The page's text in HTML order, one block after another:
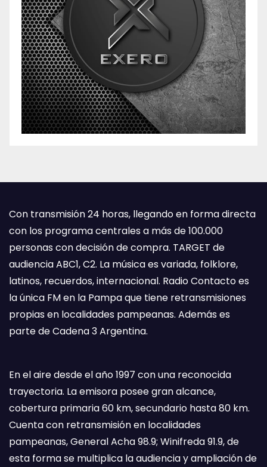
Con transmisión 24 horas, llegando en forma directa
con los programa centrales a más de 100.000
personas con decisión de compra. TARGET de
audiencia ABC1, C2. La música es variada, folklore,
latinos, recuerdos, internacional. Radio Contacto es
la única FM en la Pampa que tiene retransmisiones
propias en localidades pampeanas. Además es
parte de Cadena 3 Argentina.
En el aire desde el año 1997 con una reconocida
trayectoria. La emisora posee gran alcance,
cobertura primaria 60 km, secundario hasta 80 km.
Cuenta con retransmisión en localidades
pampeanas, General Acha 98.9; Winifreda 91.9, de
esta forma se multiplica la audiencia y ampliación de